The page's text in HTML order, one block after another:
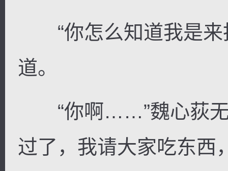
“你怎么知道我是来
道。
“你啊……”魏心荻无
过了，我请大家吃东西